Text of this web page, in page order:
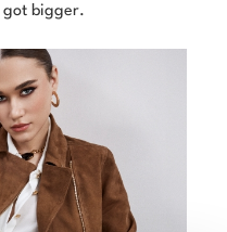
got bigger.